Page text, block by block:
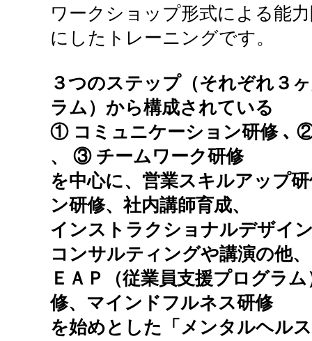
ワークショップ形式による能
にしたトレーニングです。
３つのステップ（それぞれ３
ラム）から構成されている
① コミュニケーション研修 ､
、 ③ チームワーク研修
を中心に、営業スキルアップ
ン研修、社内講師育成、
インストラクショナルデザイ
コンサルティングや講演の他、
ＥＡＰ（従業員支援プログラ
修、マインドフルネス研修
を始めとした「メンタルヘル